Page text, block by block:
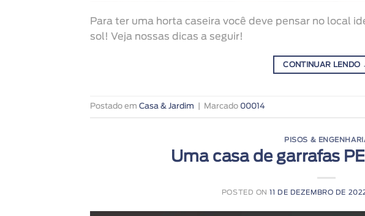
Para ter uma horta caseira você deve pensar no local
sol! Veja nossas dicas a seguir!
CONTINUAR LENDO
Postado em Casa & Jardim Marcado 00014
PISOS &
Uma casa de garrafas
POSTED ON11 DE DEZEMBRO DE